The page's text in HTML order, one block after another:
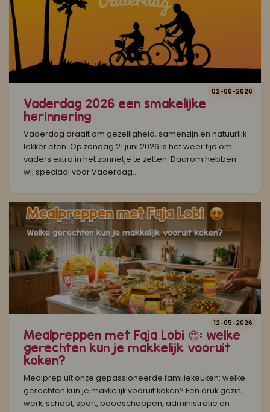
Vaderdag 2026 een smakelijke
herinnering
Vaderdag draait om gezelligheid, samenzijn en natuurlijk
lekker eten. Op zondag 21 juni 2026 is het weer tijd om
vaders extra in het zonnetje te zetten. Daarom hebben
wij speciaal voor Vaderdag...
02-06-2026
Mealpreppen met Faja Lobi 😍: welke
gerechten kun je makkelijk vooruit
koken?
Mealprep uit onze gepassioneerde familiekeuken: welke
gerechten kun je makkelijk vooruit koken? Een druk gezin,
werk, school, sport, boodschappen, administratie en
12-05-2026